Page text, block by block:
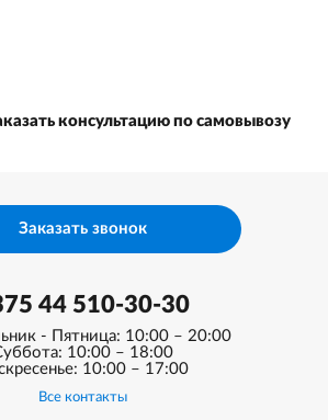
консультацию по самовывозу
44 510-30-30
- Пятница: 10:00 – 20:00
10:00 – 18:00
10:00 – 17:00
Все контакты
Заказать звонок